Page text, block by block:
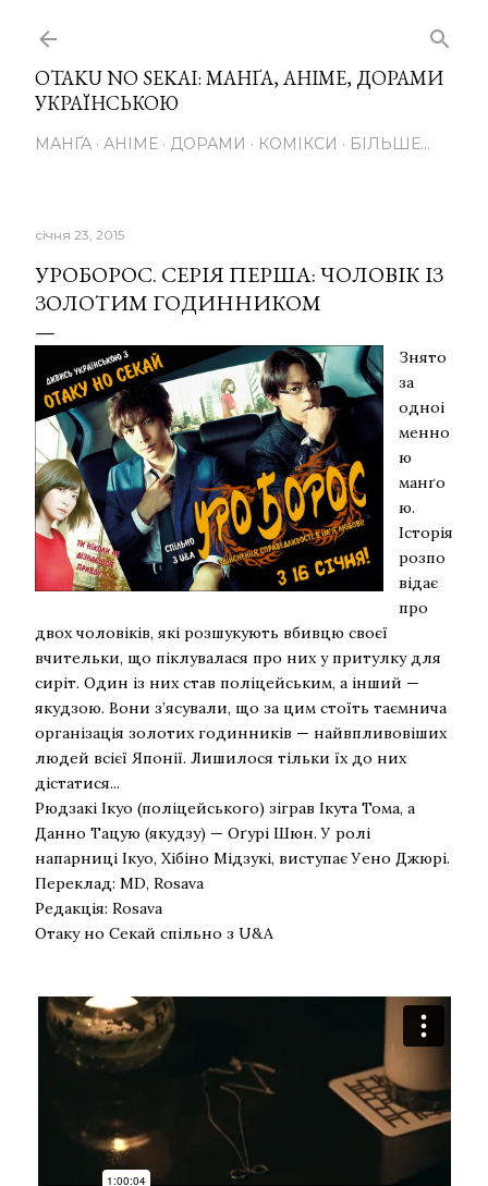
OTAKU NO SEKAI: МАНҐА, АНІМЕ, ДОРАМИ
УКРАЇНСЬКОЮ
МАНҐА АНІМЕ ДОРАМИ КОМІКСИ БІЛЬШЕ…
січня 23, 2015
УРОБОРОС. СЕРІЯ ПЕРША: ЧОЛОВІК ІЗ
ЗОЛОТИМ ГОДИННИКОМ
Знято
за
одноi
менно
ю
манґо
ю.
Історія
розпо
відає
про
двох чоловіків, які розшукують вбивцю своєї
вчительки, що піклувалася про них у притулку для
сиріт. Один із них став поліцейським, а інший —
якудзою. Вони з’ясували, що за цим стоїть таємнича
організація золотих годинників — найвпливовіших
людей всієї Японії. Лишилося тільки їх до них
дістатися...
Рюдзакі Ікуо (поліцейського) зіграв Ікута Тома, а
Данно Тацую (якудзу) — Оґурі Шюн. У ролі
напарниці Ікуо, Хібіно Мідзукі, виступає Уено Джюрі.
Переклад: MD, Rosava
Редакція: Rosava
Отаку но Секай спільно з U&A